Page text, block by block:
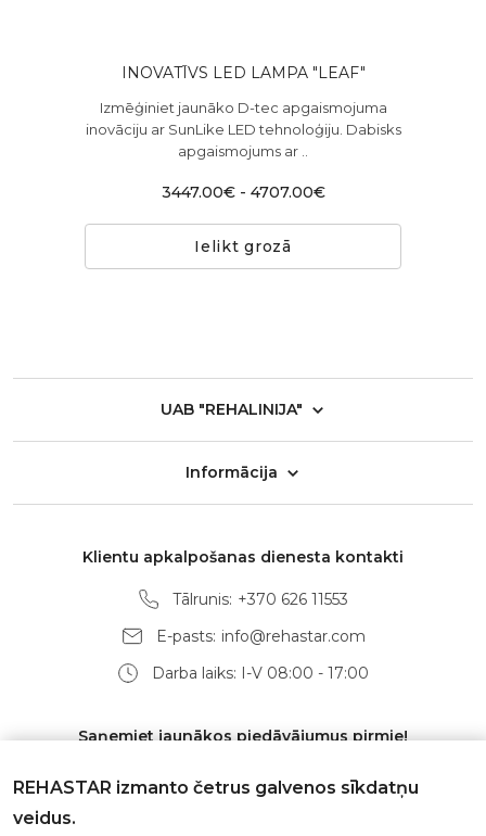
INOVATĪVS LED LAMPA "LEAF"
Izmēģiniet jaunāko D-tec apgaismojuma
inovāciju ar SunLike LED tehnoloģiju. Dabisks
apgaismojums ar ..
3447.00€ - 4707.00€
Ielikt grozā
UAB "REHALINIJA"
Informācija
Klientu apkalpošanas dienesta kontakti
Tālrunis: +370 626 11553
E-pasts: info@rehastar.com
Darba laiks: I-V 08:00 - 17:00
Saņemiet jaunākos piedāvājumus pirmie!
REHASTAR izmanto četrus galvenos sīkdatņu
veidus.